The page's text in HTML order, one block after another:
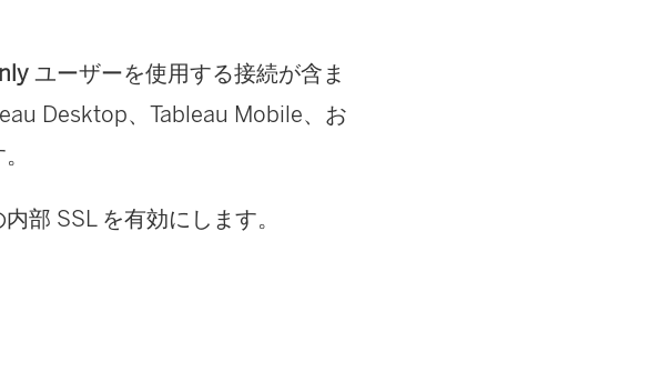
ユーザーを使用する接続が含ま
Desktop、Tableau Mobile、お
部 SSL を有効にします。